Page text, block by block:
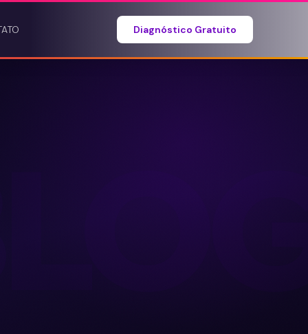
Diagnóstico Gratuito